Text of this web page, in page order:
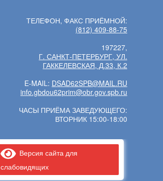
ТЕЛЕФОН, ФАКС ПРИЁМНОЙ:
(812) 409-88-75
197227,
Г. САНКТ-ПЕТЕРБУРГ, УЛ.
ГАККЕЛЕВСКАЯ, Д.33, К.2
E-MAIL: DSAD62SPB@MAIL.RU
info.gbdou62prim@obr.gov.spb.ru
ЧАСЫ ПРИЁМА ЗАВЕДУЮЩЕГО:
ВТОРНИК 15:00-18:00
Версия сайта для
слабовидящих